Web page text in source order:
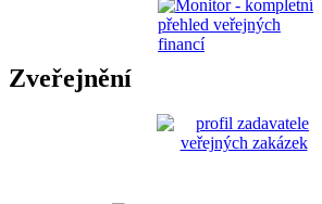
Zveřejnění